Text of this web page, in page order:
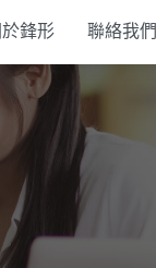
於鋒形 聯絡我們